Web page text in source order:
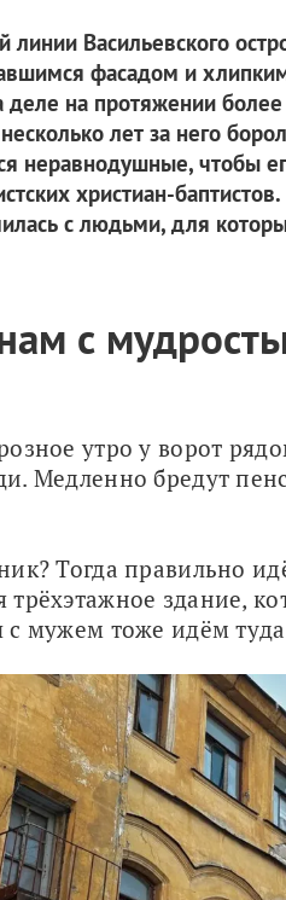
Васильевского
фасадом и
деле на протяжении
лет за него
неравнодушные, чтобы
христиан-
с людьми, для
с
утро у ворот
Медленно бредут
Тогда правильно
трёхэтажное здание,
мужем тоже идём туда